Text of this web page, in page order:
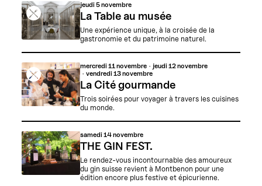
jeudi5 novembre
La Table au musée
Une expérience unique, à la croisée de la
gastronomie et du patrimoine naturel.
mercredi11 novembre jeudi12 novembre
vendredi13 novembre
La Cité gourmande
Trois soirées pour voyager à travers les cuisines
du monde.
samedi14 novembre
THE GIN FEST.
Le rendez-vous incontournable des amoureux
du gin suisse revient à Montbenon pour une
édition encore plus festive et épicurienne.